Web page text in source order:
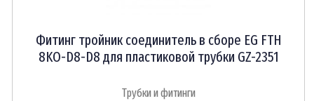
Фитинг тройник соединитель в сборе EG FTH
8KO-D8-D8 для пластиковой трубки GZ-2351
Трубки и фитинги